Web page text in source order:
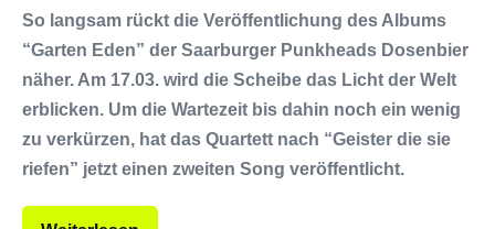
So langsam rückt die Veröffentlichung des Albums
“Garten Eden” der Saarburger Punkheads Dosenbier
näher. Am 17.03. wird die Scheibe das Licht der Welt
erblicken. Um die Wartezeit bis dahin noch ein wenig
zu verkürzen, hat das Quartett nach “Geister die sie
riefen” jetzt einen zweiten Song veröffentlicht.